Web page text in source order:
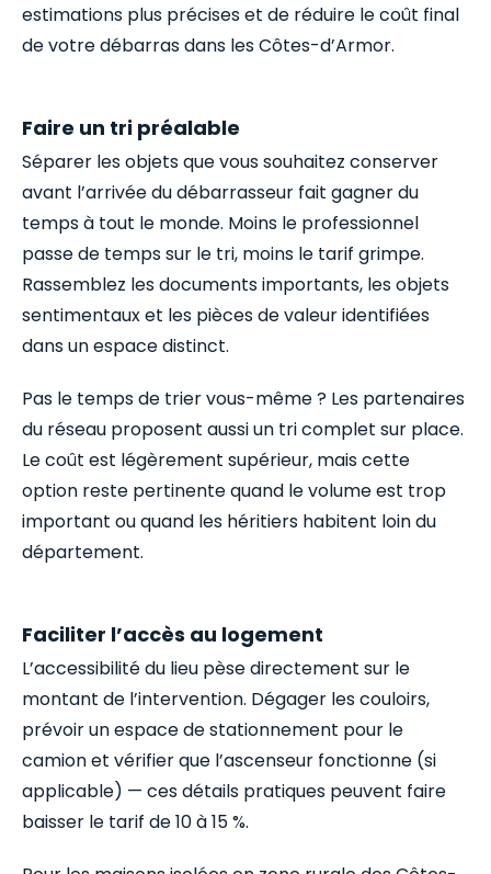
estimations plus précises et de réduire le coût final
de votre débarras dans les Côtes-d’Armor.
Faire un tri préalable
Séparer les objets que vous souhaitez conserver
avant l’arrivée du débarrasseur fait gagner du
temps à tout le monde. Moins le professionnel
passe de temps sur le tri, moins le tarif grimpe.
Rassemblez les documents importants, les objets
sentimentaux et les pièces de valeur identifiées
dans un espace distinct.
Pas le temps de trier vous-même ? Les partenaires
du réseau proposent aussi un tri complet sur place.
Le coût est légèrement supérieur, mais cette
option reste pertinente quand le volume est trop
important ou quand les héritiers habitent loin du
département.
Faciliter l’accès au logement
L’accessibilité du lieu pèse directement sur le
montant de l’intervention. Dégager les couloirs,
prévoir un espace de stationnement pour le
camion et vérifier que l’ascenseur fonctionne (si
applicable) — ces détails pratiques peuvent faire
baisser le tarif de 10 à 15 %.